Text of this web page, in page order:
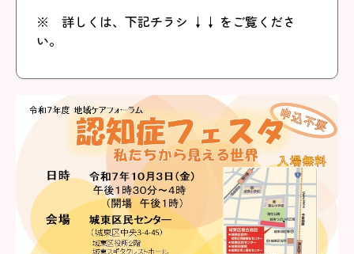
※ 詳しくは、下記チラシ ↓↓ をご覧くださ
い。